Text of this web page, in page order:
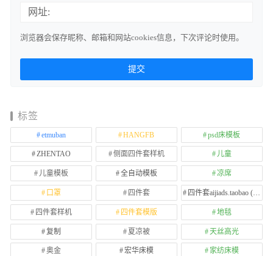
网址:
浏览器会保存昵称、邮箱和网站cookies信息，下次评论时使用。
标签
etmuban HANGFB psd床模板
ZHENTAO 侧面四件套样机 儿童
儿童模板 全自动模板 凉席
口罩 四件套 四件套aijiads.taobao (1639)
四件套样机 四件套模版 地毯
复制 夏凉被 天丝高光
奥金 宏华床模 家纺床模